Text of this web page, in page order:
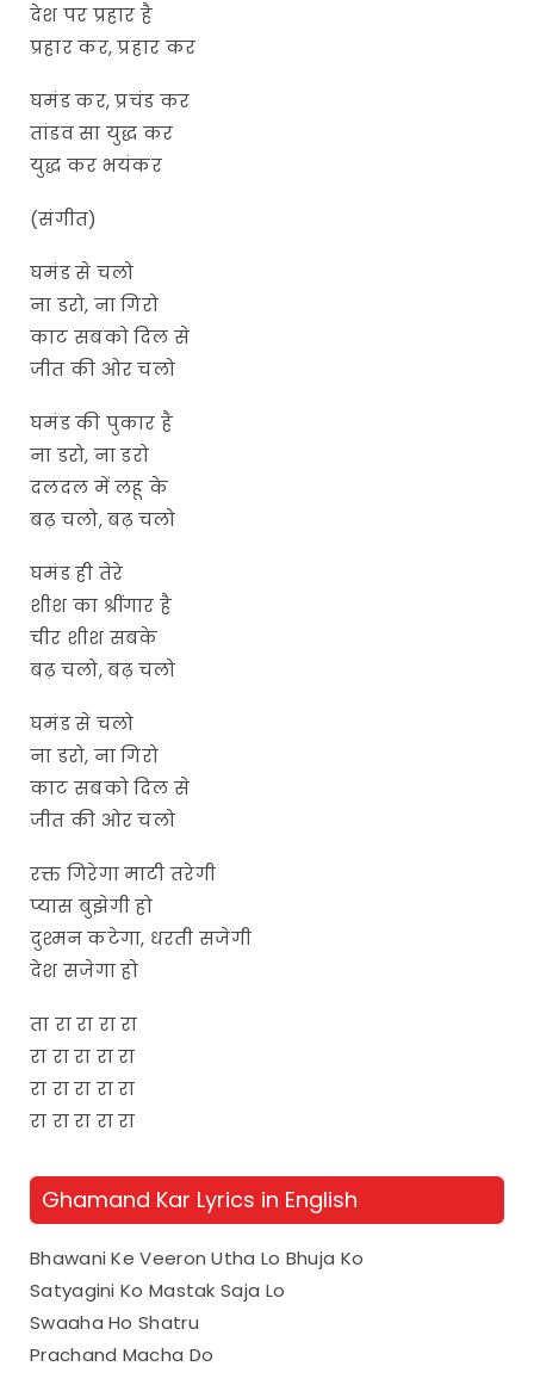
देश पर प्रहार है
प्रहार कर, प्रहार कर
घमंड कर, प्रचंड कर
तांडव सा युद्ध कर
युद्ध कर भयंकर
(संगीत)
घमंड से चलो
ना डरो, ना गिरो
काट सबको दिल से
जीत की ओर चलो
घमंड की पुकार है
ना डरो, ना डरो
दलदल में लहू के
बढ़ चलो, बढ़ चलो
घमंड ही तेरे
शीश का श्रींगार है
चीर शीश सबके
बढ़ चलो, बढ़ चलो
घमंड से चलो
ना डरो, ना गिरो
काट सबको दिल से
जीत की ओर चलो
रक्त गिरेगा माटी तरेगी
प्यास बुझेगी हो
दुश्मन कटेगा, धरती सजेगी
देश सजेगा हो
ता रा रा रा रा
रा रा रा रा रा
रा रा रा रा रा
रा रा रा रा रा
Ghamand Kar Lyrics in English
Bhawani Ke Veeron Utha Lo Bhuja Ko
Satyagini Ko Mastak Saja Lo
Swaaha Ho Shatru
Prachand Macha Do